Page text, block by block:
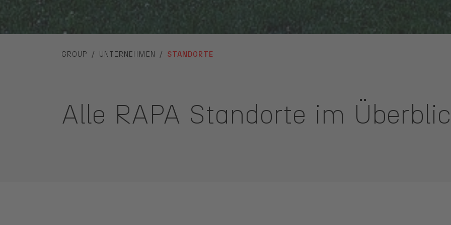
GROUP UNTERNEHMEN STANDORTE
Alle RAPA Standorte im